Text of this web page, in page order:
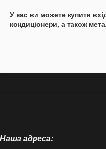
У нас ви можете купити
кондиціонери, а також
Доставка і оплата
Наша адреса: